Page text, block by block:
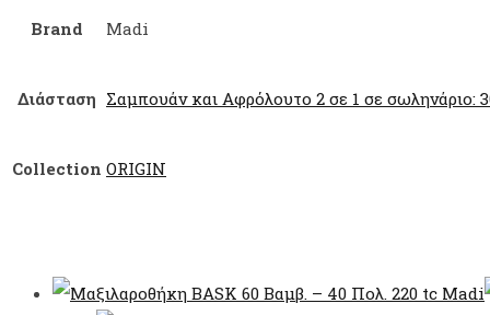
Brand Madi
Διάσταση Σαμπουάν και Αφρόλουτο 2 σε 1 σε σωληνάριο:
Collection ORIGIN